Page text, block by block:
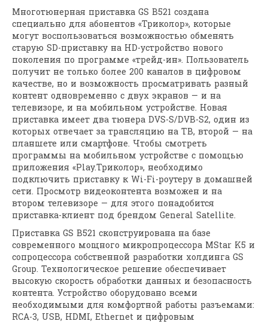
Многотюнерная приставка GS B521 создана
специально для абонентов «Триколор», которые
могут воспользоваться возможностью обменять
старую SD-приставку на HD-устройство нового
поколения по программе «трейд-ин». Пользователь
получит не только более 200 каналов в цифровом
качестве, но и возможность просматривать разный
контент одновременно с двух экранов — и на
телевизоре, и на мобильном устройстве. Новая
приставка имеет два тюнера DVS-S/DVB-S2, один из
которых отвечает за трансляцию на ТВ, второй — на
планшете или смартфоне. Чтобы смотреть
программы на мобильном устройстве с помощью
приложения «Play.Триколор», необходимо
подключить приставку к Wi-Fi-роутеру в домашней
сети. Просмотр видеоконтента возможен и на
втором телевизоре — для этого понадобится
приставка-клиент под брендом General Satellite.
Приставка GS B521 сконструирована на базе
современного мощного микропроцессора MStar K5 и
сопроцессора собственной разработки холдинга GS
Group. Технологическое решение обеспечивает
высокую скорость обработки данных и безопасность
контента. Устройство оборудовано всеми
необходимыми для комфортной работы разъемами:
RCA-3, USB, HDMI, Ethernet и цифровым